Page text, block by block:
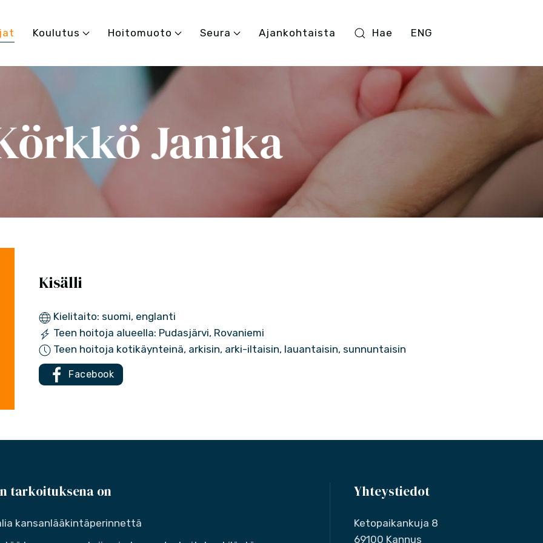
Koulutus Hoitomuoto Seura Ajankohtaista Hae ENG
Janika
Kisälli
Kielitaito: suomi, englanti
Teen hoitoja alueella: Pudasjärvi, Rovaniemi
Teen hoitoja kotikäynteinä, arkisin, arki-iltaisin, lauantaisin, sunnuntaisin
Facebook
tarkoituksena on
kansanlääkintäperinnettä
Yhteystiedot
Ketopaikankuja 8
69100 Kannus